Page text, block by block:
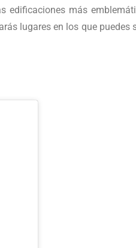
edificaciones más
lugares en los que